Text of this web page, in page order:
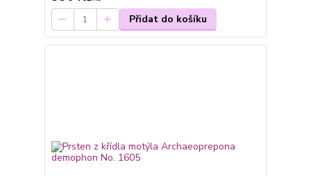
Přidat do košíku